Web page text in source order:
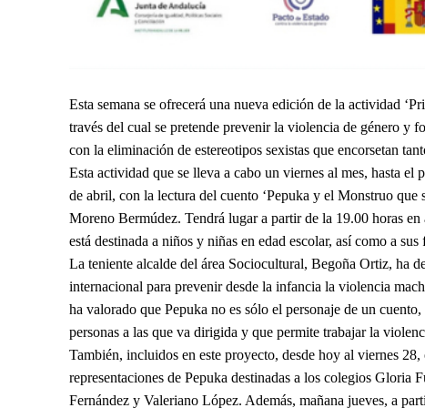
Esta semana se ofrecerá una nueva edición de la actividad
través del cual se pretende prevenir la violencia de género y
con la eliminación de estereotipos sexistas que encorsetan
Esta actividad que se lleva a cabo un viernes al mes, hasta el
de abril, con la lectura del cuento ‘Pepuka y el Monstruo que
Moreno Bermúdez. Tendrá lugar a partir de la 19.00 horas
está destinada a niños y niñas en edad escolar, así como a
La teniente alcalde del área Sociocultural, Begoña Ortiz, ha
internacional para prevenir desde la infancia la violencia
ha valorado que Pepuka no es sólo el personaje de un
personas a las que va dirigida y que permite trabajar la
También, incluidos en este proyecto, desde hoy al viernes
representaciones de Pepuka destinadas a los colegios
Fernández y Valeriano López. Además, mañana jueves, a